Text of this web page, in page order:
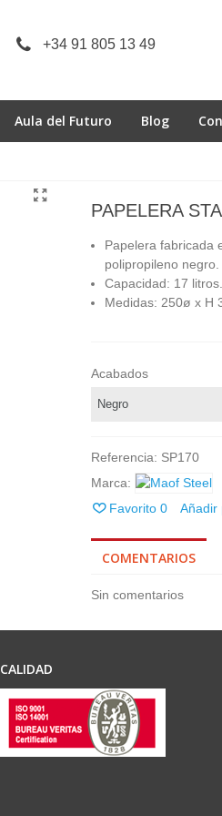
+34 91 805 13 49
Aula del Futuro Blog
PAPELERA
Papelera fabricada
polipropileno negro.
Capacidad: 17 litros.
Medidas: 250ø x H
Acabados
Referencia: SP170
Marca:
Favorito 0 Añadir
COMENTARIOS
Sin comentarios
CALIDAD